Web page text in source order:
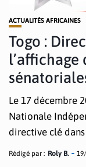
ACTUALITÉS AFRICAINES
Togo :
l’affichage
Le 17 décembre
Nationale
directive clé dans
Rédigé par : Roly B.